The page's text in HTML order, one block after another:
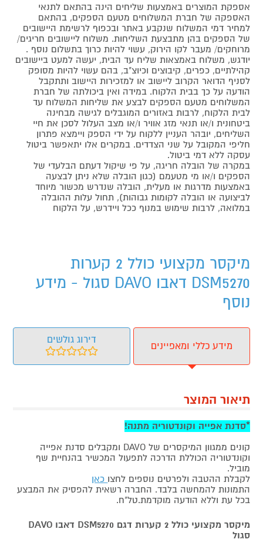
אספקת המוצרים באמצעות שליחים הינה בהתאם לתנאי
האספקה של חברת המשלוחים מטעם הספקים, בהתאם
למחיר דמי המשלוח שנקבע באתר ובכפוף לרשימת היישובים
של הספקים בהן מתבצעת השליחות. משלוח ליישובים חריגים/
מרוחקים/ מעבר לקו הירוק, עשוי להיות כרוך בתשלום נוסף .
יודגש, משלוח באמצאות שליח עד הבית, יעשה למעט ביישובים
קהילתיים, כפרים, קיבוצים וכיוצ"ב, בהם עשוי להיות מסופק
לסניף הדואר הקרוב ליישוב או למזכירות היישוב ותתקבל
הודעה על כך בבית הלקוח. במידה ואין ביכולתה של חברת
המשלוחים מטעם הספקים לבצע את שליחות המשלוח עד
לבית הלקוח, לרבות באזורים המוגבלים לגישה מבחינה
ביטחונית ו/או תנאי מזג אוויר ו/או מצב העלול לסכן את חיי
השליחים, יובהר העניין ללקוח על ידי הספק ויימצא פתרון
חליפי המקובל על שני הצדדים. במקרים אלו יתאפשר ביטול
עסקה ללא דמי ביטול.
במקרה של הובלה חריגה, על פי שיקול דעתם הבלעדי של
הספקים ו/או מי מטעמם (כגון הובלה שלא ניתן לבצעה
באמצעות מדרגות או מעלית, הובלה שנדרש מכשור מיוחד
לביצועה או הובלה לקומות גבוהות), תחול עלות ההובלה
במלואה, לרבות שימוש במנוף ככל ויידרש, על הלקוח
מיקסר מקצועי כולל 2 קערות
DSM5270 דאבו DAVO סגול - מידע
נוסף
מידע כללי ומאפיינים
דירוג גולשים
תיאור המוצר
*סדנת אפייה וקונדטוריה מתנה!
קונים ממגוון המיקסרים של DAVO ומקבלים סדנת אפייה
וקונדטוריה הכוללת הדרכה לתפעול המכשיר בהנחיית שף
מוביל.
לקבלת ההטבה ולפרטים נוספים לחצו כאן
התמונות להמחשה בלבד. החברה רשאית להפסיק את המבצע
בכל עת וללא הודעה מוקדמת.טל"ח.
מיקסר מקצועי כולל 2 קערות דגם DSM5270 דאבו DAVO
סגול